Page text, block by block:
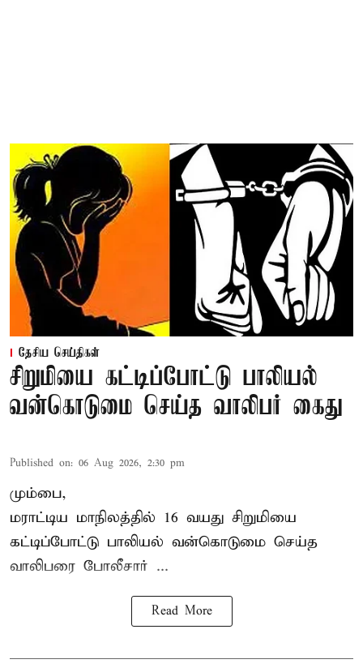
தேசிய செய்திகள்
சிறுமியை கட்டிப்போட்டு பாலியல்
வன்கொடுமை செய்த வாலிபர் கைது
Published on: 06 Aug 2026, 2:30 pm
மும்பை,
மராட்டிய மாநிலத்தில் 16 வயது சிறுமியை
கட்டிப்போட்டு பாலியல் வன்கொடுமை செய்த
வாலிபரை போலீசார் ...
Read More